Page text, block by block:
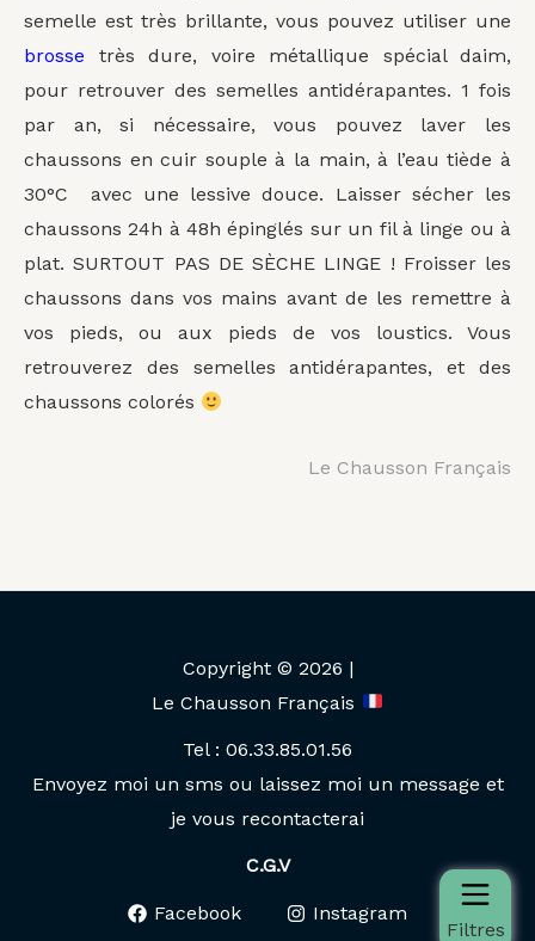
semelle est très brillante, vous pouvez utiliser une
brosse très dure, voire métallique spécial daim,
pour retrouver des semelles antidérapantes. 1 fois
par an, si nécessaire, vous pouvez laver les
chaussons en cuir souple à la main, à l’eau tiède à
30°C avec une lessive douce. Laisser sécher les
chaussons 24h à 48h épinglés sur un fil à linge ou à
plat. SURTOUT PAS DE SÈCHE LINGE ! Froisser les
chaussons dans vos mains avant de les remettre à
vos pieds, ou aux pieds de vos loustics. Vous
retrouverez des semelles antidérapantes, et des
chaussons colorés
Le Chausson Français
Copyright © 2026 |
Le Chausson Français
Tel : 06.33.85.01.56
Envoyez moi un sms ou laissez moi un message et
je vous recontacterai
C.G.V
Facebook Instagram
Filtres